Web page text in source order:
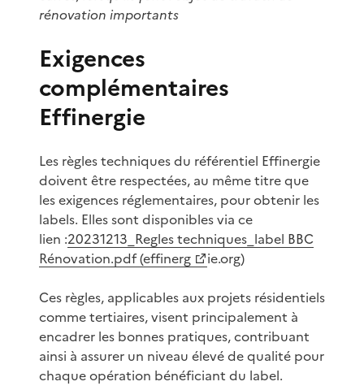
rénovation importants
Exigences
complémentaires
Effinergie
Les règles techniques du référentiel Effinergie
doivent être respectées, au même titre que
les exigences réglementaires, pour obtenir les
labels. Elles sont disponibles via ce
lien :20231213_Regles techniques_label BBC
Rénovation.pdf (effinerg
ie.org)
Ces règles, applicables aux projets résidentiels
comme tertiaires, visent principalement à
encadrer les bonnes pratiques, contribuant
ainsi à assurer un niveau élevé de qualité pour
chaque opération bénéficiant du label.